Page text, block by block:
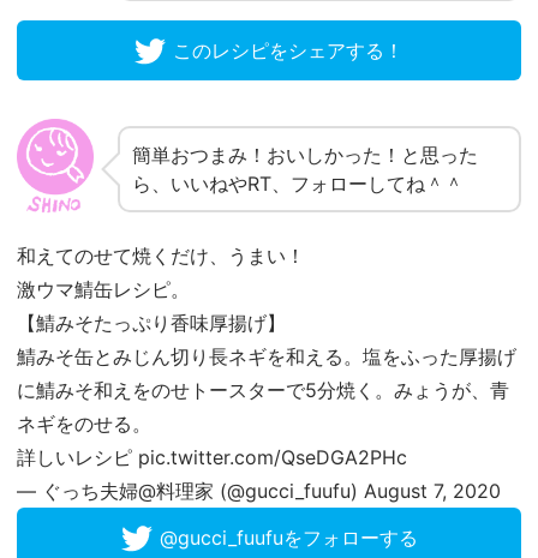
このレシピをシェアする！
簡単おつまみ！おいしかった！と思った
ら、いいねやRT、フォローしてね＾＾
和えてのせて焼くだけ、うまい！
激ウマ鯖缶レシピ。
【鯖みそたっぷり香味厚揚げ】
鯖みそ缶とみじん切り長ネギを和える。塩をふった厚揚げ
に鯖みそ和えをのせトースターで5分焼く。みょうが、青
ネギをのせる。
詳しいレシピ pic.twitter.com/QseDGA2PHc
— ぐっち夫婦@料理家 (@gucci_fuufu) August 7, 2020
@gucci_fuufuをフォローする